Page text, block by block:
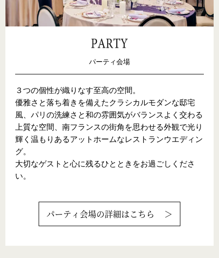
パーティ会場
３つの個性が織りなす至高の空間。
優雅さと落ち着きを備えたクラシカルモダンな邸宅
風、パリの洗練さと和の雰囲気がバランスよく交わる
上質な空間、南フランスの街角を思わせる外観で光り
輝く温もりあるアットホームなレストランウエディン
グ。
大切なゲストと心に残るひとときをお過ごしくださ
い。
パーティ会場の詳細はこちら